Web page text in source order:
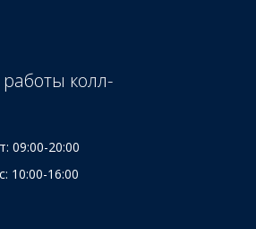
колл-
09:00-20:00
10:00-16:00